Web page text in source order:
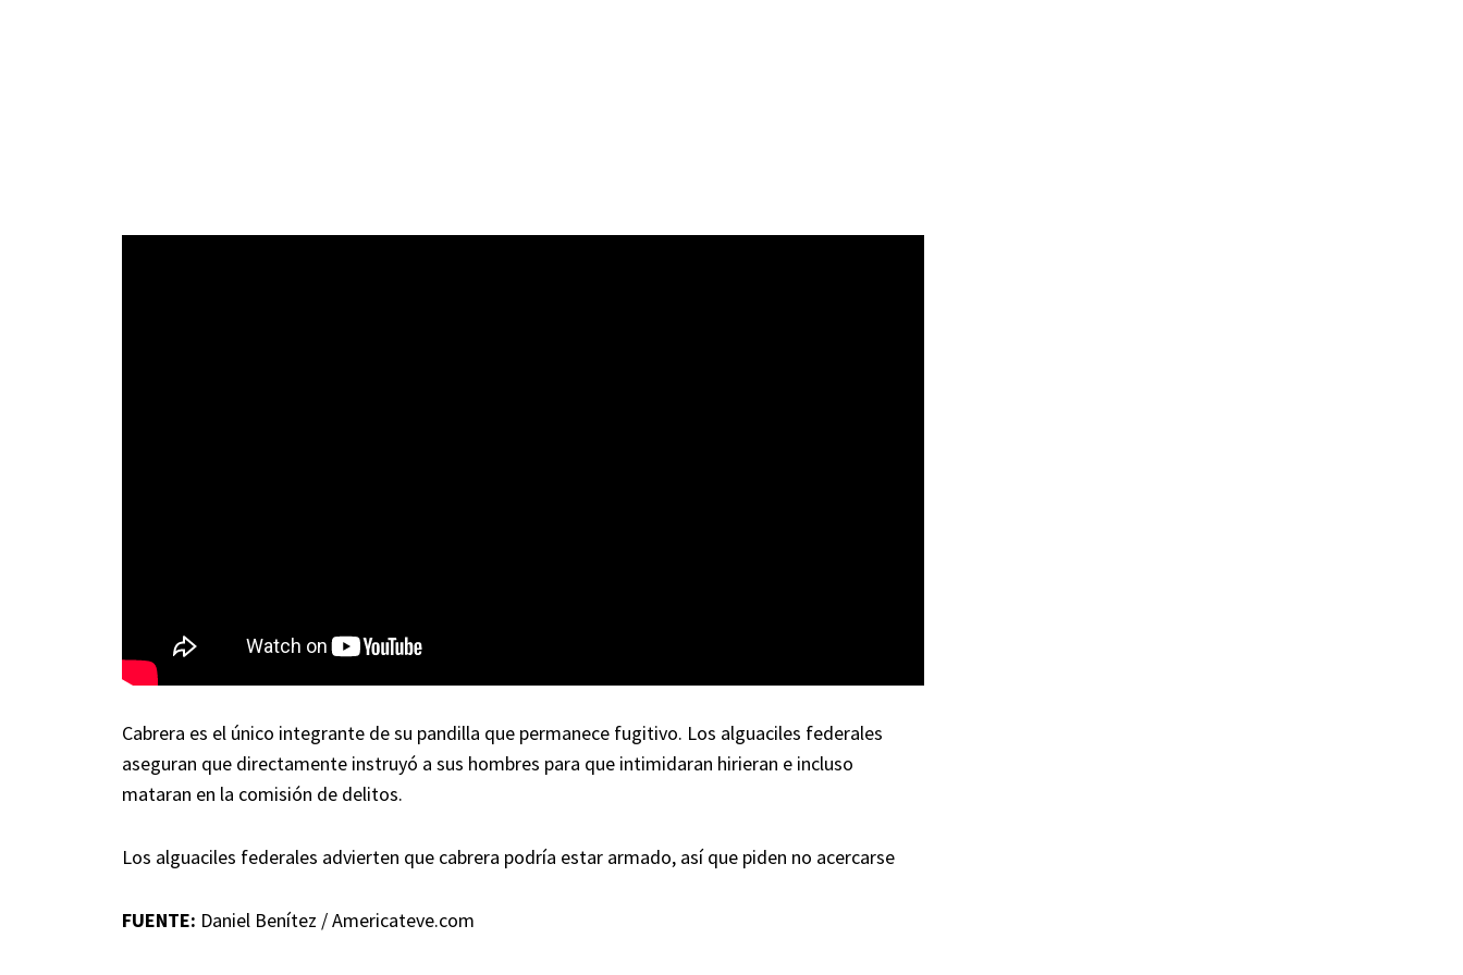
Cabrera es el único integrante de su pandilla que permanece fugitivo. Los alguaciles federales
aseguran que directamente instruyó a sus hombres para que intimidaran hirieran e incluso
mataran en la comisión de delitos.
Los alguaciles federales advierten que cabrera podría estar armado, así que piden no acercarse
FUENTE: Daniel Benítez / Americateve.com